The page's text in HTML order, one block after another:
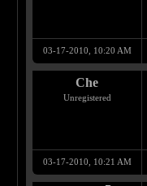
03-17-2010, 10:20 AM
Che
Unregistered
03-17-2010, 10:21 AM